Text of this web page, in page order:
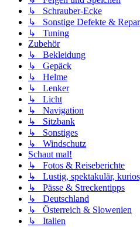
↳ Schrauber-Ecke
↳ Sonstige Defekte &
↳ Tuning
Zubehör
↳ Bekleidung
↳ Gepäck
↳ Helme
↳ Lenker
↳ Licht
↳ Navigation
↳ Sitzbank
↳ Sonstiges
↳ Windschutz
Schaut mal!
↳ Fotos & Reiseberichte
↳ Lustig, spektakulär,
↳ Pässe & Streckentipps
↳ Deutschland
↳ Österreich & Slowenien
↳ Italien